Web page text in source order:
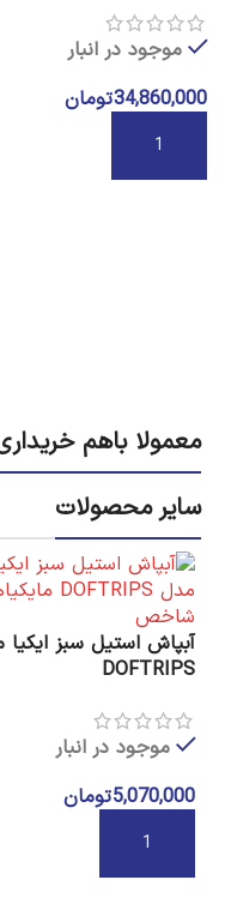
موجود در انبار
34,860,000تومان
افزودن به سبد خرید
معمولا باهم
سایر محصولات
آبپاش استیل سبز
DOFTRIPS
موجود در انبار
5,070,000تومان
افزودن به سبد خرید